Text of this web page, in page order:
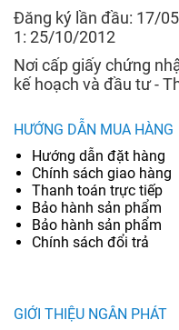
Đăng ký lần đầu: 17/
1: 25/10/2012
Nơi cấp giấy chứng
kế hoạch và đầu tư -
HƯỚNG DẪN MUA HÀNG
Hướng dẫn đặt hàng
Chính sách giao hàng
Thanh toán trực tiếp
Bảo hành sản phẩm
Bảo hành sản phẩm
Chính sách đổi trả
GIỚI THIỆU NGÂN PHÁT